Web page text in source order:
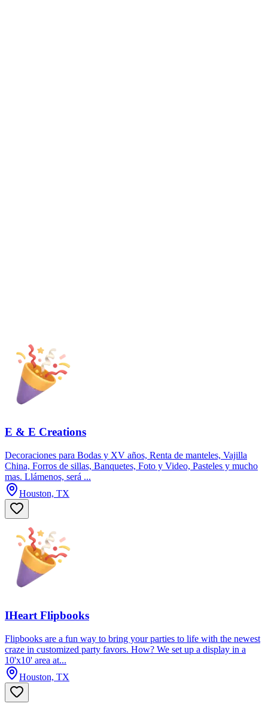
E & E Creations
Decoraciones para Bodas y XV años, Renta de manteles, Vajilla
China, Forros de sillas, Banquetes, Foto y Video, Pasteles y mucho
mas. Llámenos, será ...
Houston, TX
IHeart Flipbooks
Flipbooks are a fun way to bring your parties to life with the newest
craze in customized party favors. How? We set up a display in a
10'x10' area at...
Houston, TX